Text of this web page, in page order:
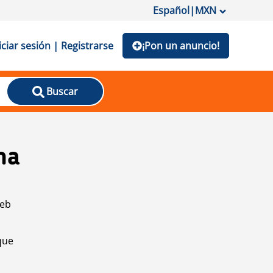
Español|MXN
sesión | Registrarse ¡Pon un anuncio!
Buscar